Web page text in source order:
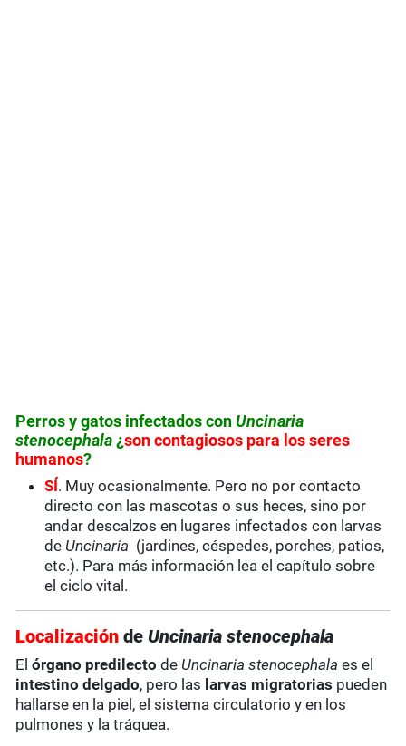
Perros y gatos infectados conUncinaria
stenocephala¿son contagiosos para los seres
humanos?
SÍ. Muy ocasionalmente. Pero no por contacto
directo con las mascotas o sus heces, sino por
andar descalzos en lugares infectados con larvas
de Uncinaria (jardines, céspedes, porches, patios,
etc.). Para más información lea el capítulo sobre
el ciclo vital.
Localización de Uncinaria stenocephala
Elórgano predilecto de Uncinaria stenocephala es el
intestino delgado, pero las larvas migratorias pueden
hallarse en la piel, el sistema circulatorio y en los
pulmones y la tráquea.